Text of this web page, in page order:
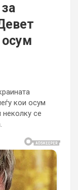
осум
кои осум
се